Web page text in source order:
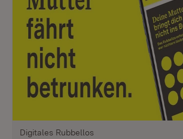
Digitales Rubbellos